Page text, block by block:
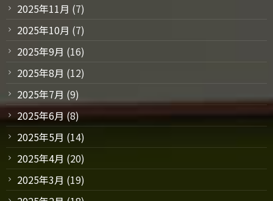
2025年11月 (7)
2025年10月 (7)
2025年9月 (16)
2025年8月 (12)
2025年7月 (9)
2025年6月 (8)
2025年5月 (14)
2025年4月 (20)
2025年3月 (19)